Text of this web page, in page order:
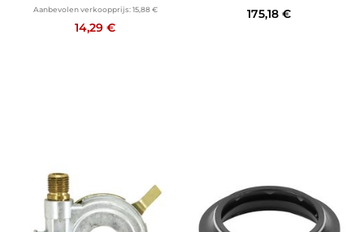
Aanbevolen verkoopprijs: 15,88 €
14,29 €
175,18 €